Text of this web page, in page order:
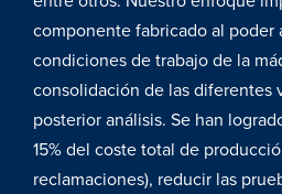
componente fabricado al poder
condiciones de trabajo de la
consolidación de las diferentes
posterior análisis. Se han
15% del coste total de
reclamaciones), reducir las